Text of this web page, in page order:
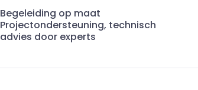
Begeleiding op maat
Projectondersteuning, technisch
advies door experts